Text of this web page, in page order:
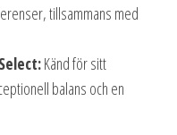
tillsammans med
Känd för sitt
balans och en